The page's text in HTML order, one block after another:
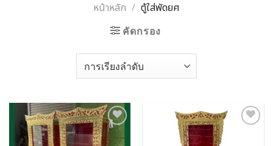
หน้าหลัก / ตู้ใส่พัดยศ
คัดกรอง
Add to
Wishlist